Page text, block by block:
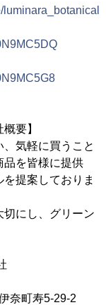
要】
気軽に買うこと
品を皆様に提供
提案しておりま
にし、グリーン
町寿5-29-2